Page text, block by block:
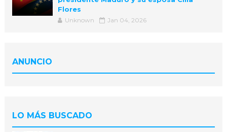
Flores
Unknown Jan 04, 2026
ANUNCIO
LO MÁS BUSCADO